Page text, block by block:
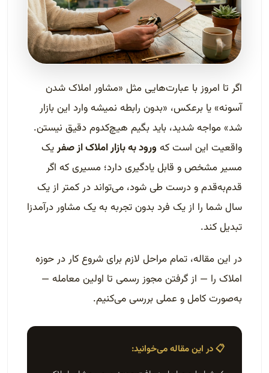
اگر تا امروز با عبارت‌هایی مثل «مشاور املاک شدن
آسونه» یا برعکس، «بدون رابطه نمیشه وارد این بازار
شد» مواجه شدید، باید بگیم هیچ‌کدوم دقیق نیستن.
واقعیت این است که ورود به بازار املاک از صفریک
مسیر مشخص و قابل یادگیری دارد؛ مسیری که اگر
قدم‌به‌قدم و درست طی شود، می‌تواند در کمتر از یک
سال شما را از یک فرد بدون تجربه به یک مشاور درآمدزا
تبدیل کند.
در این مقاله، تمام مراحل لازم برای شروع کار در حوزه
املاک را — از گرفتن مجوز رسمی تا اولین معامله —
به‌صورت کامل و عملی بررسی می‌کنیم.
📋 در این مقاله می‌خوانید: